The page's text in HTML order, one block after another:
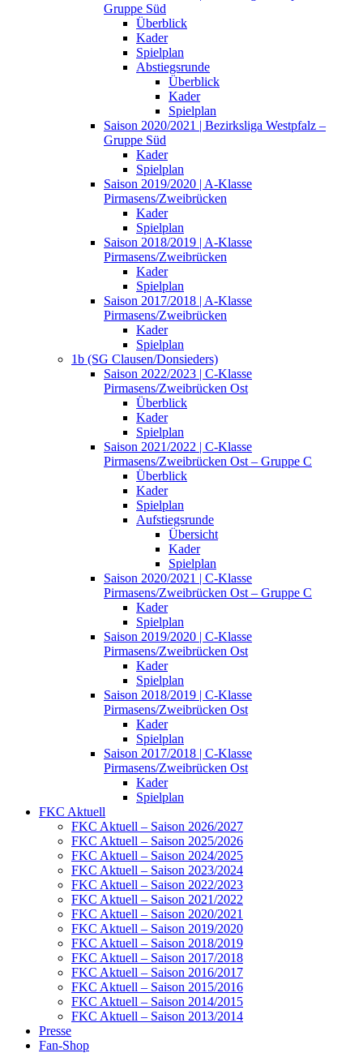
Gruppe Süd
Überblick
Kader
Spielplan
Abstiegsrunde
Überblick
Kader
Spielplan
Saison 2020/2021 | Bezirksliga Westpfalz –
Gruppe Süd
Kader
Spielplan
Saison 2019/2020 | A-Klasse
Pirmasens/Zweibrücken
Kader
Spielplan
Saison 2018/2019 | A-Klasse
Pirmasens/Zweibrücken
Kader
Spielplan
Saison 2017/2018 | A-Klasse
Pirmasens/Zweibrücken
Kader
Spielplan
1b (SG Clausen/Donsieders)
Saison 2022/2023 | C-Klasse
Pirmasens/Zweibrücken Ost
Überblick
Kader
Spielplan
Saison 2021/2022 | C-Klasse
Pirmasens/Zweibrücken Ost – Gruppe C
Überblick
Kader
Spielplan
Aufstiegsrunde
Übersicht
Kader
Spielplan
Saison 2020/2021 | C-Klasse
Pirmasens/Zweibrücken Ost – Gruppe C
Kader
Spielplan
Saison 2019/2020 | C-Klasse
Pirmasens/Zweibrücken Ost
Kader
Spielplan
Saison 2018/2019 | C-Klasse
Pirmasens/Zweibrücken Ost
Kader
Spielplan
Saison 2017/2018 | C-Klasse
Pirmasens/Zweibrücken Ost
Kader
Spielplan
FKC Aktuell
FKC Aktuell – Saison 2026/2027
FKC Aktuell – Saison 2025/2026
FKC Aktuell – Saison 2024/2025
FKC Aktuell – Saison 2023/2024
FKC Aktuell – Saison 2022/2023
FKC Aktuell – Saison 2021/2022
FKC Aktuell – Saison 2020/2021
FKC Aktuell – Saison 2019/2020
FKC Aktuell – Saison 2018/2019
FKC Aktuell – Saison 2017/2018
FKC Aktuell – Saison 2016/2017
FKC Aktuell – Saison 2015/2016
FKC Aktuell – Saison 2014/2015
FKC Aktuell – Saison 2013/2014
Presse
Fan-Shop